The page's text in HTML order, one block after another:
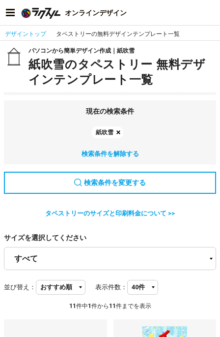
オンラインデザイン
デザイントップ タペストリーの無料デザインテンプレート一覧
パソコンから簡単デザイン作成｜紙吹雪
紙吹雪のタペストリー 無料デザ
インテンプレート一覧
現在の検索条件
紙吹雪
検索条件を解除する
検索条件を変更する
タペストリーのサイズと印刷料金について >>
サイズを選択してください
並び替え： 表示件数：
11 件中1 件から 11 件までを表示